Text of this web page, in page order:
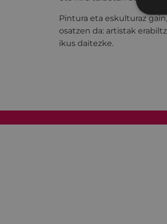
Pintura eta eskulturaz
osatzen da: artistak
ikus daitezke.